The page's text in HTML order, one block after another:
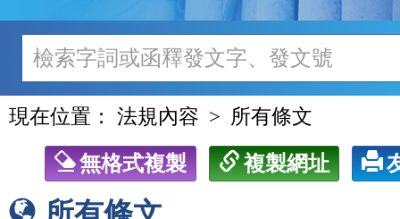
容
現在位置： 法規內容 所有條文
無格式複製 複製網址